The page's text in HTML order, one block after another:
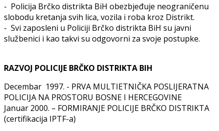
- Policija Brčko distrikta BiH obezbjeđuje neograničenu
slobodu kretanja svih lica, vozila i roba kroz Distrikt.
- Svi zaposleni u Policiji Brčko distrikta BiH su javni
službenici i kao takvi su odgovorni za svoje postupke.
RAZVOJ POLICIJE BRČKO DISTRIKTA BIH
Decembar 1997. - PRVA MULTIETNIČKA POSLIJERATNA
POLICIJA NA PROSTORU BOSNE I HERCEGOVINE
Januar 2000. – FORMIRANJE POLICIJE BRČKO DISTRIKTA
(certifikacija IPTF-a)